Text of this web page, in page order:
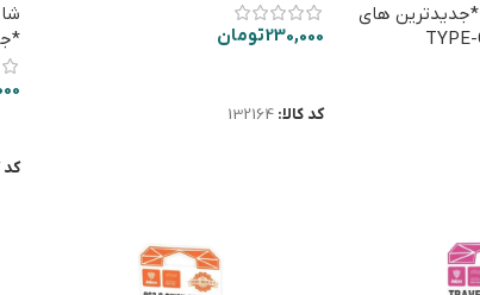
*جدیدترین های
230,000تومان
کد کالا: 132164
کد